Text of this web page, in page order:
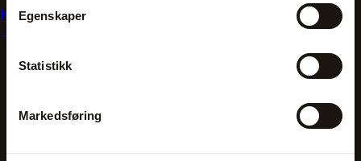
Egenskaper
Statistikk
Markedsføring
Kontakt oss